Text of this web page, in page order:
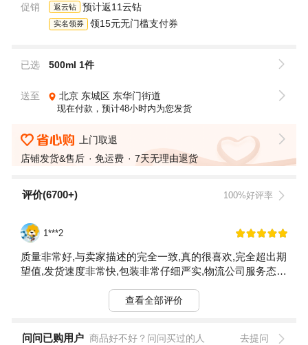
促销 返云钻 预计返11云钻
实名领券 领15元无门槛支付券
已选 500ml 1件
送至 北京 东城区 东华门街道
现在付款，预计48小时内为您发货
上门取退
店铺发货&售后
免运费 7天无理由退货
评价(6700+) 100%好评率
1***2
质量非常好,与卖家描述的完全一致,真的很喜欢,完全超出期
望值,发货速度非常快,包装非常仔细严实,物流公司服务态度
我惊喜的是，宝贝比我想象中的还要好!
查看全部评价
问问已购用户 商品好不好？问问买过的人 去提问